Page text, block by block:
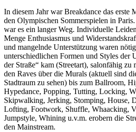
In diesem Jahr war Breakdance das erste
den Olympischen Sommerspielen in
war es ein langer Weg. Individuelle
Menge Enthusiasmus und
und mangelnde Unterstützung waren
unterschiedlichen Formen und Styles der
der Straße“ kam (Streetart), salonfähig zu
den Raves über die Murals (aktuell sind
Stadtraum zu sehen) bis zum Ballroom,
Hypedance, Popping, Tutting, Locking,
Skipwalking, Jerking, Stomping, House,
Lofting, Footwork, Shuffle, Whaacking,
Jumpstyle, Whining u.v.m. erobern die
den Mainstream.